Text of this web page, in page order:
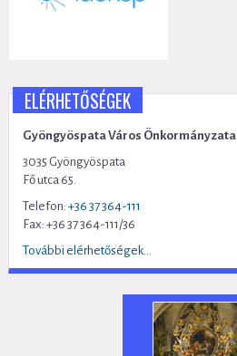
ELÉRHETŐSÉGEK
Gyöngyöspata Város Önkormányzata
3035 Gyöngyöspata
Fő utca 65.
Telefon: +36 37 364-111
Fax: +36 37 364-111/36
További elérhetőségek...